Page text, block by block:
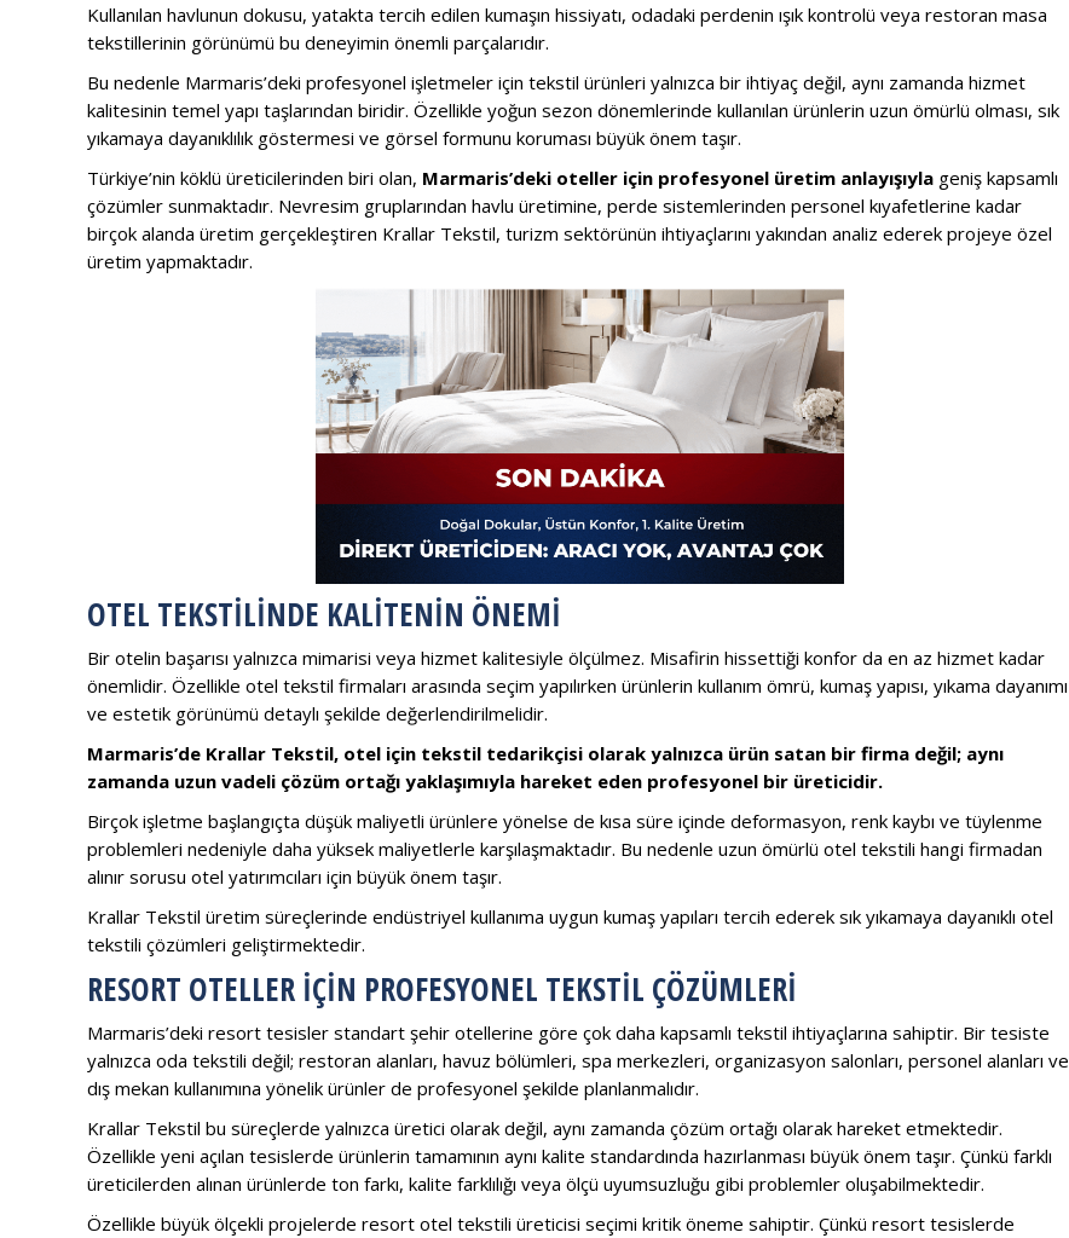
Kullanılan havlunun dokusu, yatakta tercih edilen kumaşın hissiyatı, odadaki perdenin ışık kontrolü veya restoran masa
tekstillerinin görünümü bu deneyimin önemli parçalarıdır.
Bu nedenle Marmaris’deki profesyonel işletmeler için tekstil ürünleri yalnızca bir ihtiyaç değil, aynı zamanda hizmet
kalitesinin temel yapı taşlarından biridir. Özellikle yoğun sezon dönemlerinde kullanılan ürünlerin uzun ömürlü olması, sık
yıkamaya dayanıklılık göstermesi ve görsel formunu koruması büyük önem taşır.
Türkiye’nin köklü üreticilerinden biri olan, Marmaris’deki oteller için profesyonel üretim anlayışıyla geniş kapsamlı
çözümler sunmaktadır. Nevresim gruplarından havlu üretimine, perde sistemlerinden personel kıyafetlerine kadar
birçok alanda üretim gerçekleştiren Krallar Tekstil, turizm sektörünün ihtiyaçlarını yakından analiz ederek projeye özel
üretim yapmaktadır.
OTEL TEKSTILINDE KALITENIN ÖNEMI
Bir otelin başarısı yalnızca mimarisi veya hizmet kalitesiyle ölçülmez. Misafirin hissettiği konfor da en az hizmet kadar
önemlidir. Özellikle otel tekstil firmaları arasında seçim yapılırken ürünlerin kullanım ömrü, kumaş yapısı, yıkama dayanımı
ve estetik görünümü detaylı şekilde değerlendirilmelidir.
Marmaris’de Krallar Tekstil, otel için tekstil tedarikçisi olarak yalnızca ürün satan bir firma değil; aynı
zamanda uzun vadeli çözüm ortağı yaklaşımıyla hareket eden profesyonel bir üreticidir.
Birçok işletme başlangıçta düşük maliyetli ürünlere yönelse de kısa süre içinde deformasyon, renk kaybı ve tüylenme
problemleri nedeniyle daha yüksek maliyetlerle karşılaşmaktadır. Bu nedenle uzun ömürlü otel tekstili hangi firmadan
alınır sorusu otel yatırımcıları için büyük önem taşır.
Krallar Tekstil üretim süreçlerinde endüstriyel kullanıma uygun kumaş yapıları tercih ederek sık yıkamaya dayanıklı otel
tekstili çözümleri geliştirmektedir.
RESORT OTELLER İÇIN PROFESYONEL TEKSTIL ÇÖZÜMLERI
Marmaris’deki resort tesisler standart şehir otellerine göre çok daha kapsamlı tekstil ihtiyaçlarına sahiptir. Bir tesiste
yalnızca oda tekstili değil; restoran alanları, havuz bölümleri, spa merkezleri, organizasyon salonları, personel alanları ve
dış mekan kullanımına yönelik ürünler de profesyonel şekilde planlanmalıdır.
Krallar Tekstil bu süreçlerde yalnızca üretici olarak değil, aynı zamanda çözüm ortağı olarak hareket etmektedir.
Özellikle yeni açılan tesislerde ürünlerin tamamının aynı kalite standardında hazırlanması büyük önem taşır. Çünkü farklı
üreticilerden alınan ürünlerde ton farkı, kalite farklılığı veya ölçü uyumsuzluğu gibi problemler oluşabilmektedir.
Özellikle büyük ölçekli projelerde resort otel tekstili üreticisi seçimi kritik öneme sahiptir. Çünkü resort tesislerde